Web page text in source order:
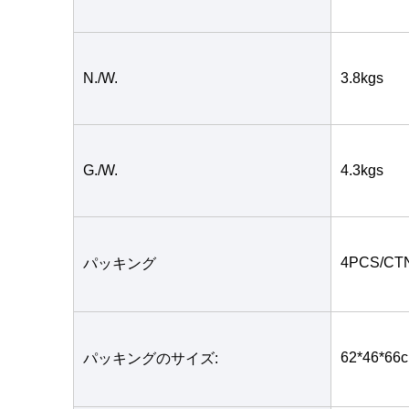
N./W. 3.8kgs
G./W. 4.3kgs
パッキング 4PCS/
パッキングのサイズ: